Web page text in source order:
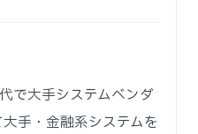
で大手システムベンダ
手・金融系システムを